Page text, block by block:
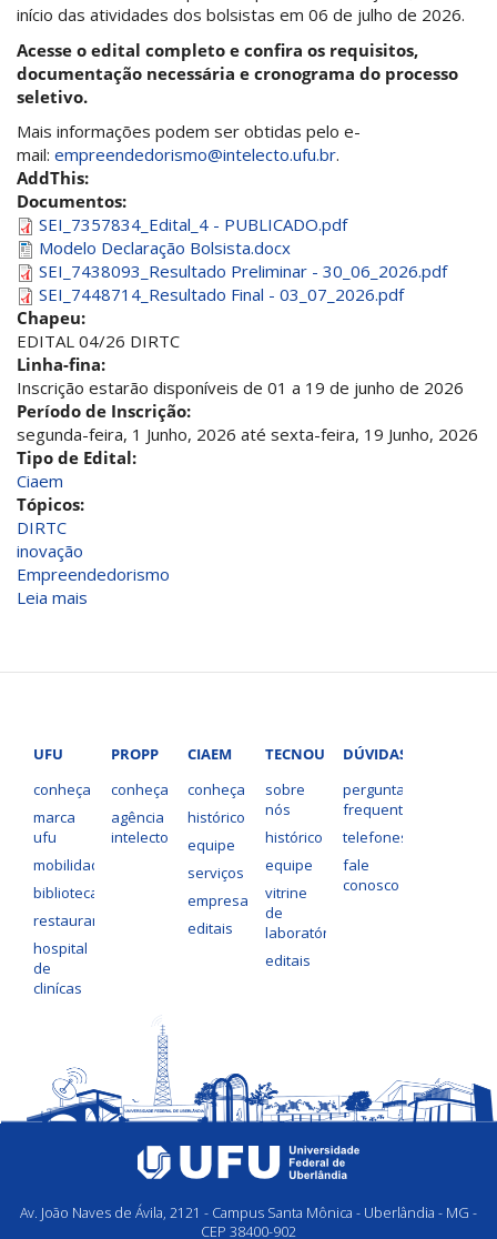
início das atividades dos bolsistas em 06 de julho de 2026.
Acesse o edital completo e confira os requisitos,
documentação necessária e cronograma do processo
seletivo.
Mais informações podem ser obtidas pelo e-
mail: empreendedorismo@intelecto.ufu.br.
AddThis:
Documentos:
SEI_7357834_Edital_4 - PUBLICADO.pdf
Modelo Declaração Bolsista.docx
SEI_7438093_Resultado Preliminar - 30_06_2026.pdf
SEI_7448714_Resultado Final - 03_07_2026.pdf
Chapeu:
EDITAL 04/26 DIRTC
Linha-fina:
Inscrição estarão disponíveis de 01 a 19 de junho de 2026
Período de Inscrição:
segunda-feira, 1 Junho, 2026 até sexta-feira, 19 Junho, 2026
Tipo de Edital:
Ciaem
Tópicos:
DIRTC
inovação
Empreendedorismo
Leia mais
processo
projetos
inovação,
empreendedorismo
e
desenvolvimento
tecnológico
UFU
conheça
marca
ufu
mobilidade
bibliotecas
restaurantes
hospital
de
clinícas
PROPP
conheça
agência
intelecto
CIAEM
conheça
histórico
equipe
serviços
empresas
editais
TECNOUFU
sobre
nós
histórico
equipe
vitrine
de
laboratórios
editais
DÚVIDAS?
perguntas
frequentes
telefones
fale
conosco
Av. João Naves de Ávila, 2121 - Campus Santa Mônica - Uberlândia - MG -
CEP 38400-902